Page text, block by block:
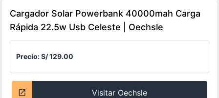
Cargador Solar Powerbank 40000mah Carga
Rápida 22.5w Usb Celeste | Oechsle
Precio:S/ 129.00
Visitar Oechsle